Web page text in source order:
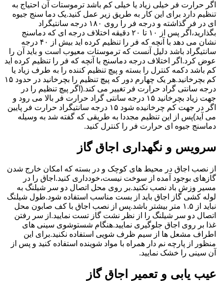
اگر حرارت فر خیلی زیاد یا خیلی کم باشد ترموستات آن احتیاج به
تنظیم دارد برای این کار به طریق زیر عمل کنید.یک دما سنج جیوه
ای در فر گذاشته و درجه فر را روی ۱۸۰ درجه سانتیگراد
بگذارید،اگر پس از ۱۰ تا ۲۰ دقیقه اختلاف درجه ای که دماسنج
نشان می دهد با آنچه که فر را تنظیم کرده اید بیش از ۴۰ درجه
سانتیگراد باشد دلیل آنست که ترموستات معیوب است و باید آن را
عوض کرد.اگر اختلاف درجه دماسنج با آنچه که فر را تنظیم کرده اید
کم باشد دکمه کنترل را بسته و پیچ تنظیم کننده را به طرف زیاد یا
کم بچرخانید.هر یک چهارم دور که پیچ تنظیم را بچرخانید در حدود ۱۵
درجه سانتی گراد حرارت فر تغییر می کند.(اگر پیچ تنظیم را در
جهت زیاد بچرخانید ۱۵ درجه سانتی گراد حرارت فر بالا می رود و
اگر در جهت کم چرخانیده شود ۱۵ درجه سانتیگراد حرارت فر پایین
می آید)پس از این تنظیم مجددا به طریقی که گفته شد به وسیله
دماسنج جیوه ای حرارت فر را کنترل کنید.
سرویس و نگهداری اجاق گاز
از نصب اجاق در محیط های کوچک و در بسته که امکان خارج شدن
گازهای بوجود آمده از سوخت نیست،خودداری کنید.اجاق را در
مسیر وزش باد نصب نکنید.بر روی محل اتصال دو سر شیلنگ به
لوله کشی گاز اجاق باید از بست مناسب استفاده شود.طول شیلنگ
نباید از ۱.۵ متر بیشتر باشد.پس از نصب اجاق با کف صابون محل
اتصال دو سر شیلنگ را از نظر نشت گاز تست نمایید.از سر رفتن
غذا بر روی اجاق جلوگیری نمایید.هنگام شستوشوی سینی های
اطراف مشعل ها از سیم ظرف شویی استفاده نکنید.برای این
منظور از پارچه نم دار همراه با مواد شوینده استفاده کنید و پس از
آن سینی را خشک نمایید.
عیب یابی و تعمیر اجاق گاز